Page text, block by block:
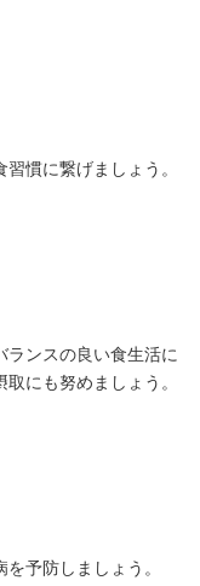
慣に繋げましょう。
ランスの良い食生活に
にも努めましょう。
予防しましょう。